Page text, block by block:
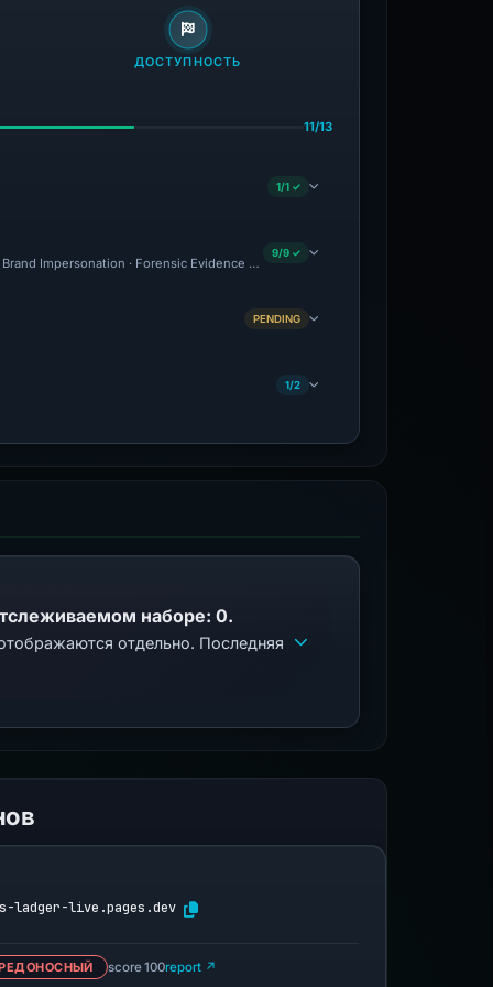
ДОСТУПНОСТЬ
11/13
1/1 ✓
Impersonation · Forensic Evidence Collected · Technical Analysis Recorded
9/9 ✓
PENDING
1/2
наборе: 0.
отдельно. Последняя
ladger-live.pages.dev
score 100report ↗